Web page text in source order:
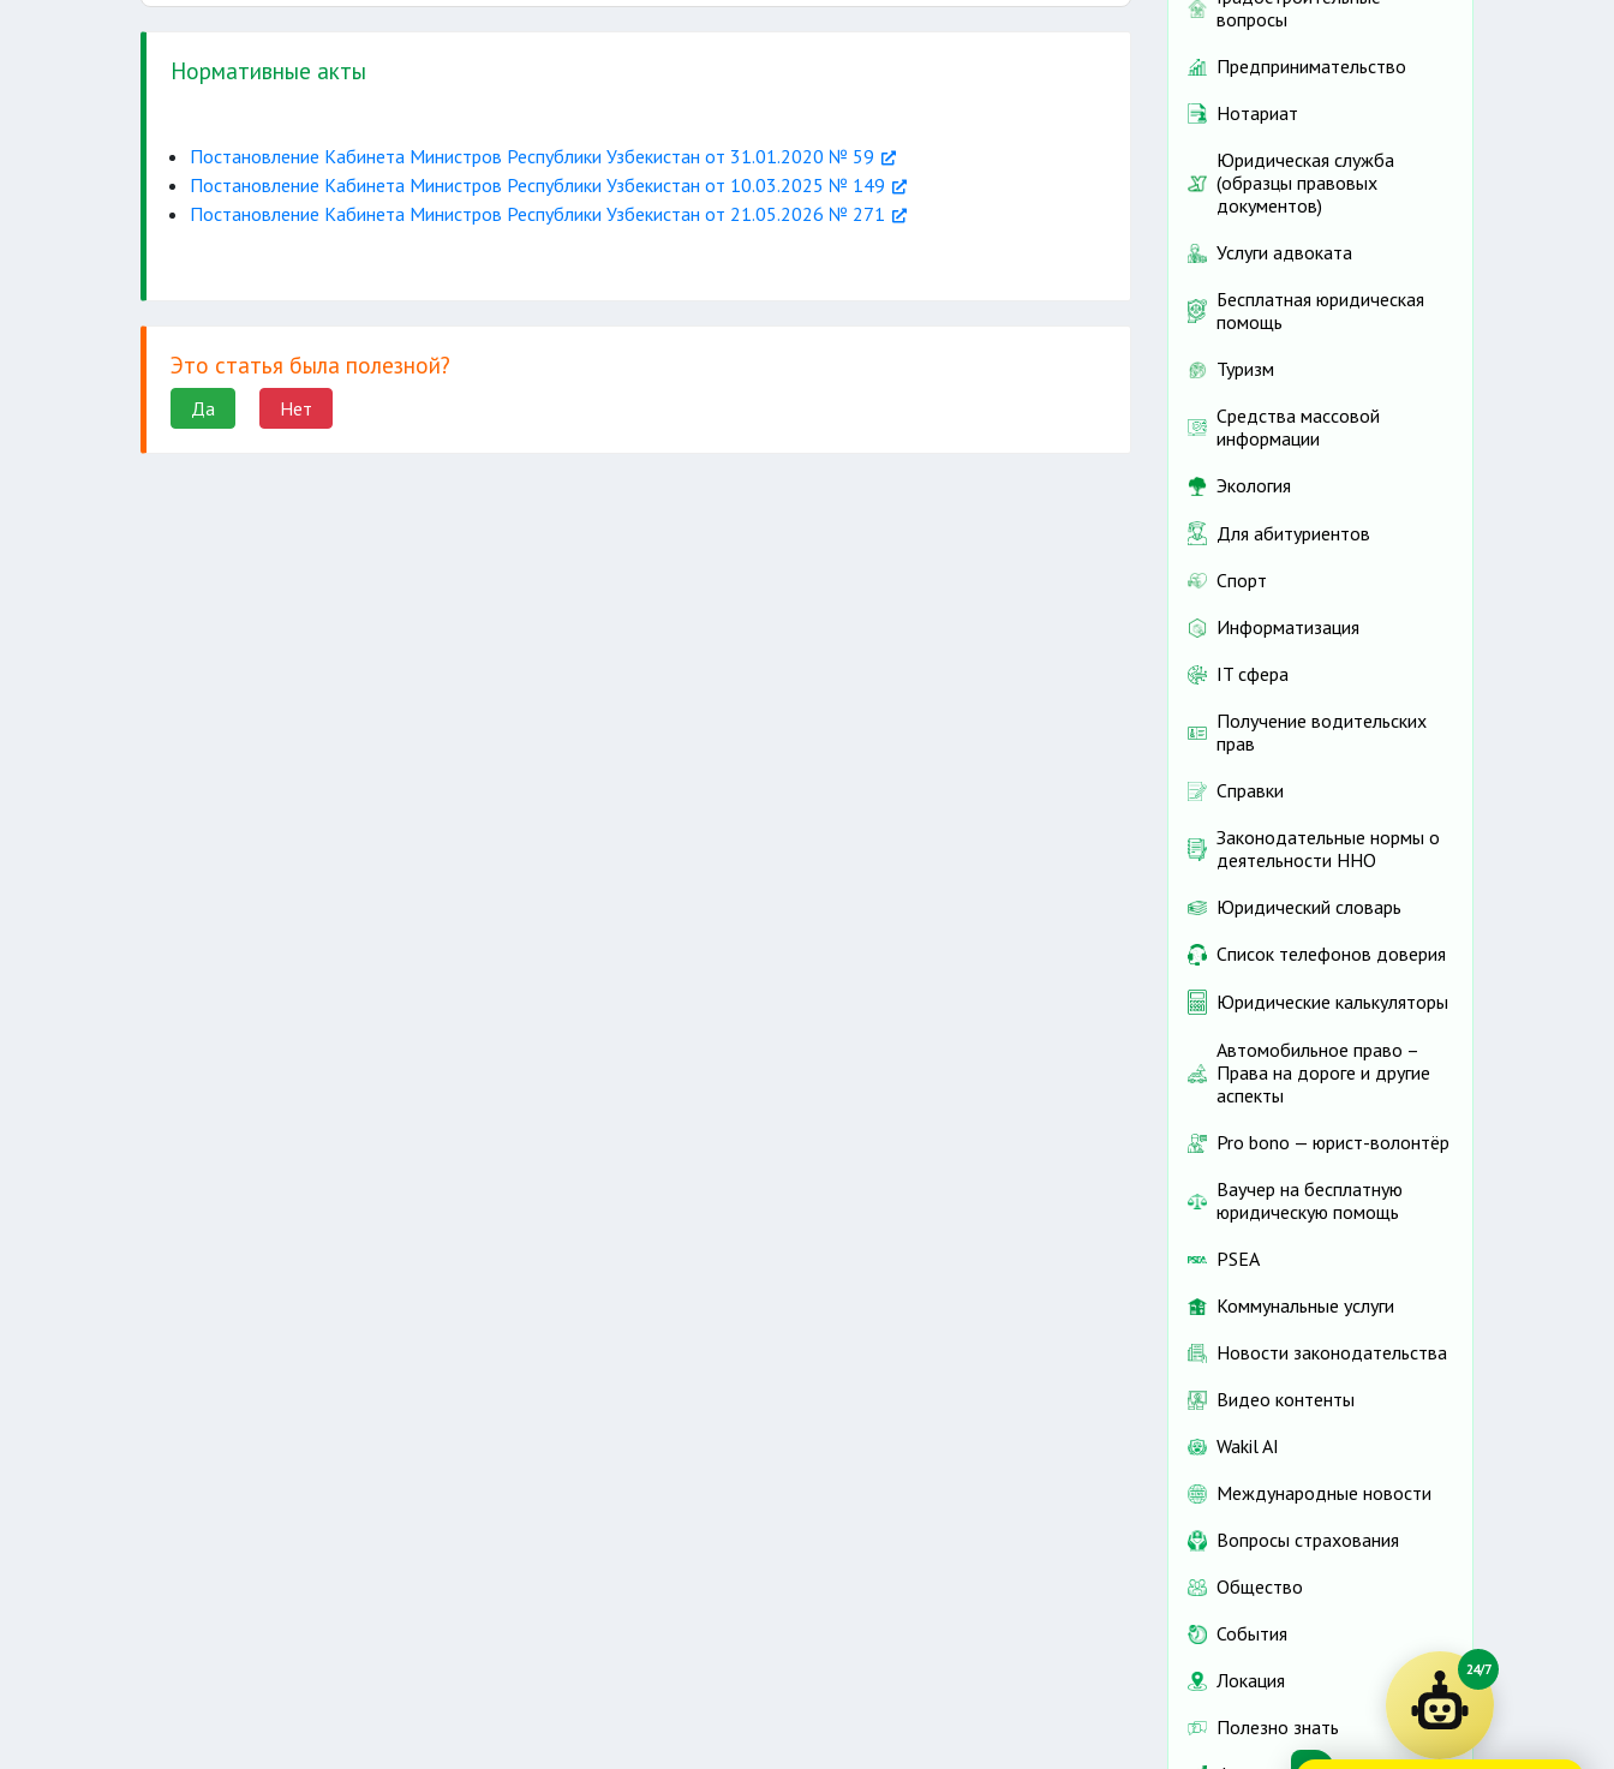
Нормативные акты
Постановление Кабинета Министров Республики Узбекистан от 31.01.2020 № 59
Постановление Кабинета Министров Республики Узбекистан от 10.03.2025 № 149
Постановление Кабинета Министров Республики Узбекистан от 21.05.2026 № 271
Это статья была полезной?
Да Нет
вопросы
Предпринимательство
Нотариат
Юридическая служба
(образцы правовых
документов)
Услуги адвоката
Бесплатная юридическая
помощь
Туризм
Средства массовой
информации
Экология
Для абитуриентов
Спорт
Информатизация
IT сфера
Получение водительских
прав
Справки
Законодательные нормы о
деятельности ННО
Юридический словарь
Список телефонов доверия
Юридические калькуляторы
Автомобильное право –
Права на дороге и другие
аспекты
Pro bono — юрист-волонтёр
Ваучер на бесплатную
юридическую помощь
PSEA
Коммунальные услуги
Новости законодательства
Видео контенты
Wakil AI
Международные новости
Вопросы страхования
Общество
События
Локация
Полезно знать
24/7